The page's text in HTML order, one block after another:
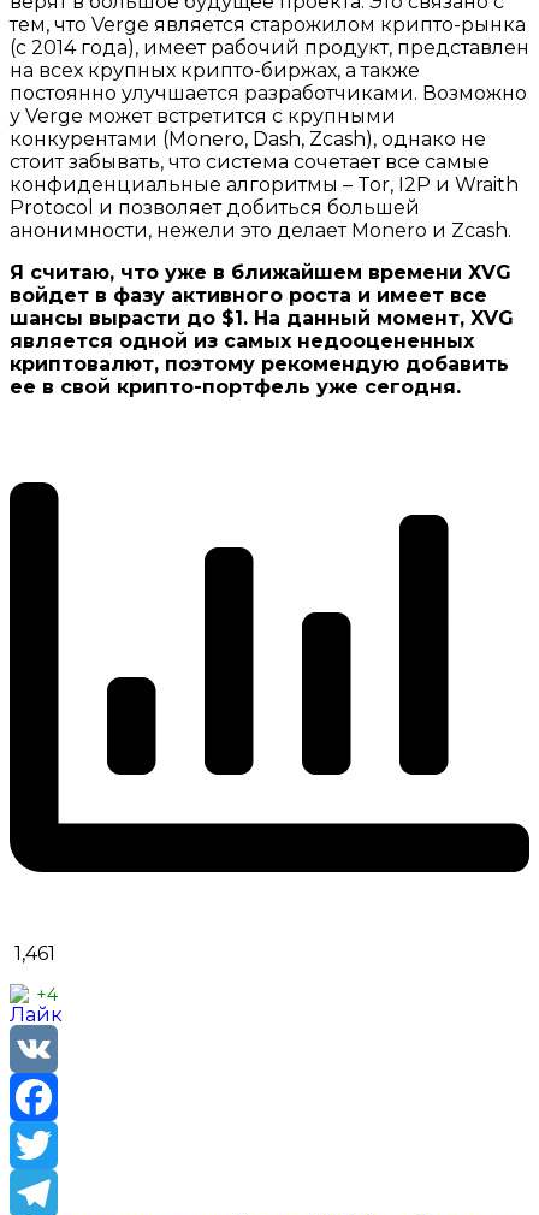
тем, что Verge является старожилом крипто-рынка
(с 2014 года), имеет рабочий продукт, представлен
на всех крупных крипто-биржах, а также
постоянно улучшается разработчиками. Возможно
у Verge может встретится с крупными
конкурентами (Monero, Dash, Zcash), однако не
стоит забывать, что система сочетает все самые
конфиденциальные алгоритмы – Tor, I2P и Wraith
Protocol и позволяет добиться большей
анонимности, нежели это делает Monero и Zcash.
Я считаю, что уже в ближайшем времени XVG
войдет в фазу активного роста и имеет все
шансы вырасти до $1. На данный момент, XVG
является одной из самых недооцененных
криптовалют, поэтому рекомендую добавить
ее в свой крипто-портфель уже сегодня.
1,461
+4
VK
Facebook
Twitter